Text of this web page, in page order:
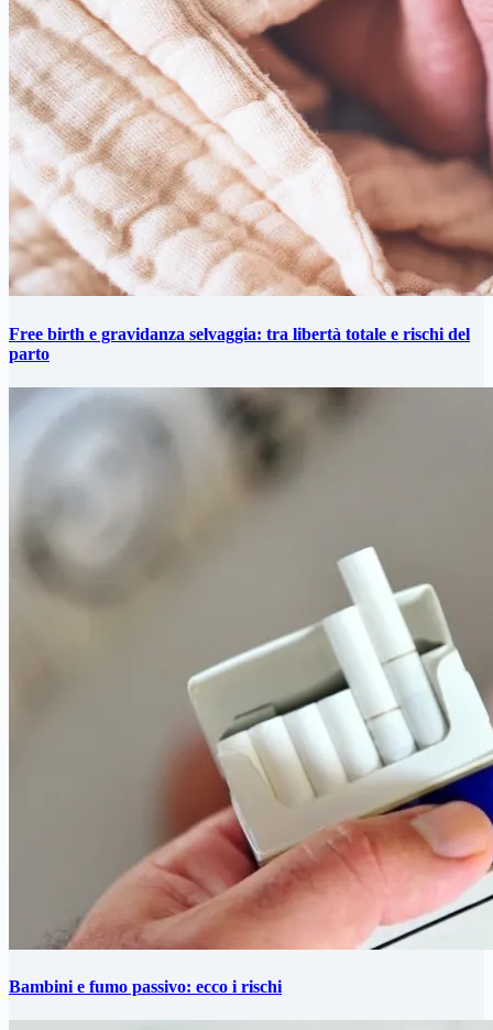
Free birth e gravidanza selvaggia: tra libertà totale e rischi del
parto
Bambini e fumo passivo: ecco i rischi